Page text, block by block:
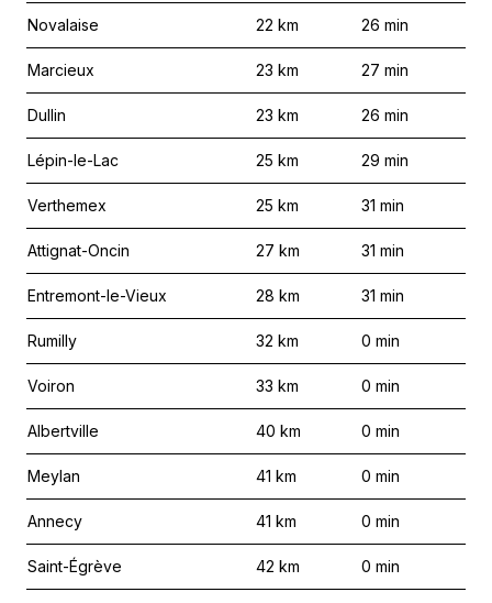
Novalaise 22 km 26 min
Marcieux 23 km 27 min
Dullin 23 km 26 min
Lépin-le-Lac 25 km 29 min
Verthemex 25 km 31 min
Attignat-Oncin 27 km 31 min
Entremont-le-Vieux 28 km 31 min
Rumilly 32 km 0 min
Voiron 33 km 0 min
Albertville 40 km 0 min
Meylan 41 km 0 min
Annecy 41 km 0 min
Saint-Égrève 42 km 0 min